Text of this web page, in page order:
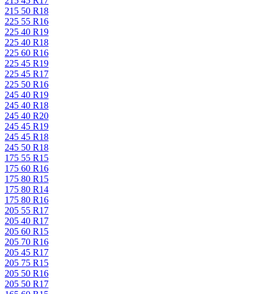
215 50 R18
225 55 R16
225 40 R19
225 40 R18
225 60 R16
225 45 R19
225 45 R17
225 50 R16
245 40 R19
245 40 R18
245 40 R20
245 45 R19
245 45 R18
245 50 R18
175 55 R15
175 60 R16
175 80 R15
175 80 R14
175 80 R16
205 55 R17
205 40 R17
205 60 R15
205 70 R16
205 45 R17
205 75 R15
205 50 R16
205 50 R17